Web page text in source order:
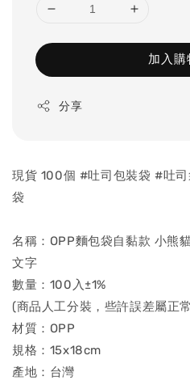
加入購
分享
現貨 100個 #吐司包裝袋 #吐
袋
名稱：OPP麵包袋自黏款 小熊
文字
數量：100入±1%
(商品人工分裝，些許誤差屬正
材質：OPP
規格：15x18cm
產地：台灣